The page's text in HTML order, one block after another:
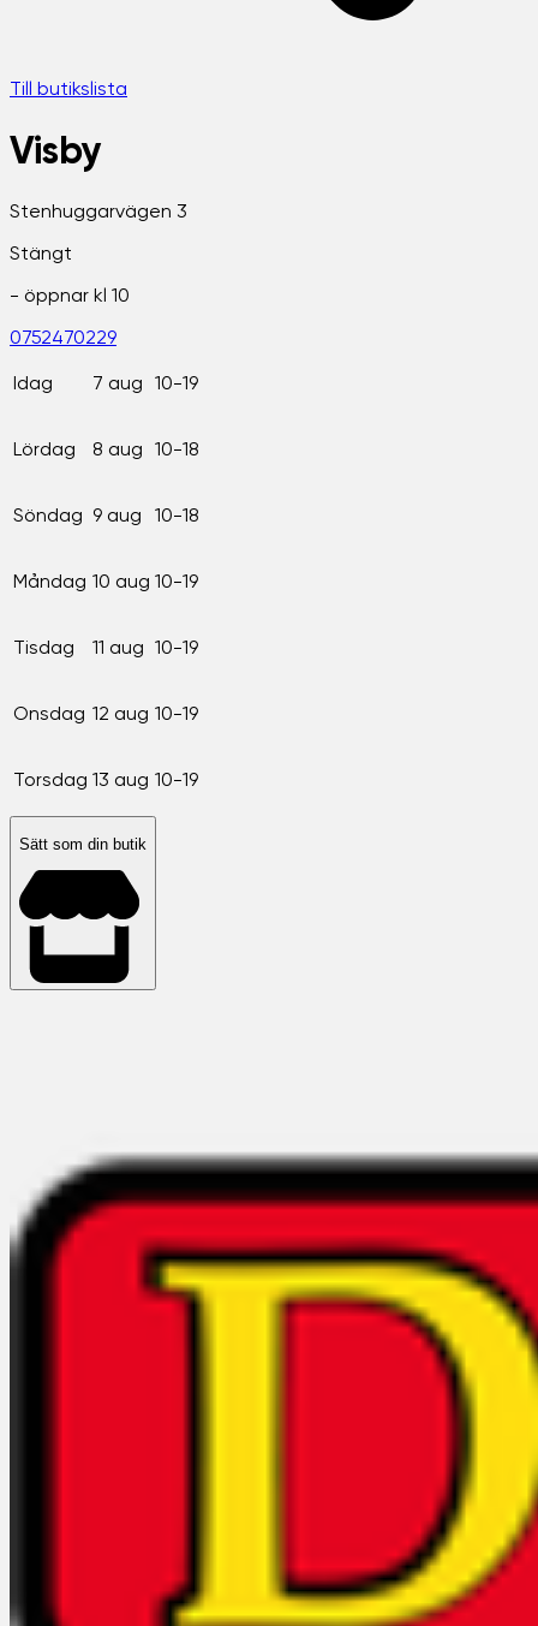
Till butikslista
Visby
Stenhuggarvägen 3
Stängt
- öppnar kl 10
0752470229
Idag 7 aug 10-19
Lördag 8 aug 10-18
Söndag 9 aug 10-18
Måndag 10 aug 10-19
Tisdag 11 aug 10-19
Onsdag 12 aug 10-19
Torsdag 13 aug 10-19
Sätt som din butik